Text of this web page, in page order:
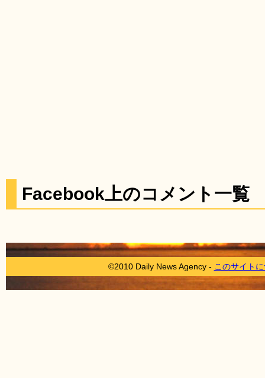
Facebook上のコメント一覧
©2010 Daily News Agency - このサイト